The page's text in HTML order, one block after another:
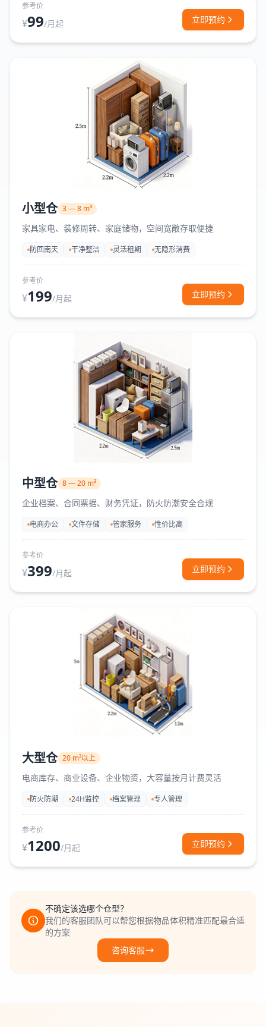
参考价
¥99/月起 立即预约
小型仓 3 — 8 m³
家具家电、装修周转、家庭储物，空间宽敞存取便捷
防回南天 干净整洁 灵活租期 无隐形消费
参考价
¥199/月起 立即预约
中型仓 8 — 20 m³
企业档案、合同票据、财务凭证，防火防潮安全合规
电商办公 文件存储 管家服务 性价比高
参考价
¥399/月起 立即预约
大型仓 20 m³以上
电商库存、商业设备、企业物资，大容量按月计费灵活
防火防潮 24H监控 档案管理 专人管理
参考价
¥1200/月起 立即预约
不确定该选哪个仓型？
我们的客服团队可以帮您根据物品体积精准匹配最合适
的方案
咨询客服